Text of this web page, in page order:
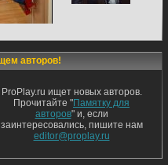
авторов!
ProPlay.ru ищет новых авторов.
Прочитайте "Памятку для
авторов" и, если
заинтересовались, пишите нам
editor@proplay.ru